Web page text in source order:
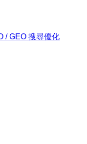
/ GEO 搜尋優化